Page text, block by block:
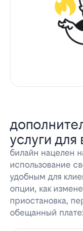
услуги
билайн нацелен
использование
удобным для
опции, как
приостановка,
обещанный